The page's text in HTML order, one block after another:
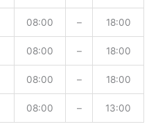
08:00 – 18:00
08:00 – 18:00
08:00 – 18:00
08:00 – 13:00